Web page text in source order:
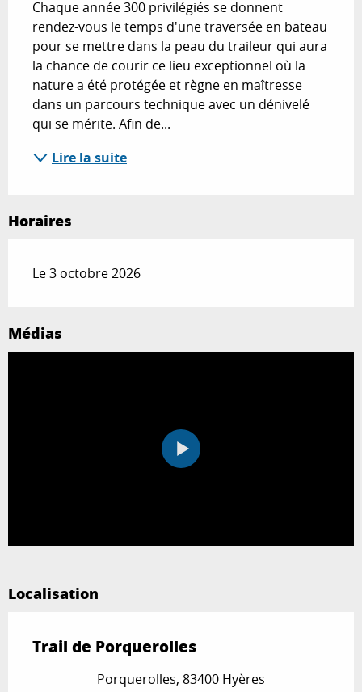
Chaque année 300 privilégiés se donnent
rendez-vous le temps d'une traversée en bateau
pour se mettre dans la peau du traileur qui aura
la chance de courir ce lieu exceptionnel où la
nature a été protégée et règne en maîtresse
dans un parcours technique avec un dénivelé
qui se mérite. Afin de...
Lire la suite
Horaires
Le 3 octobre 2026
Médias
Localisation
Trail de Porquerolles
Porquerolles, 83400 Hyères